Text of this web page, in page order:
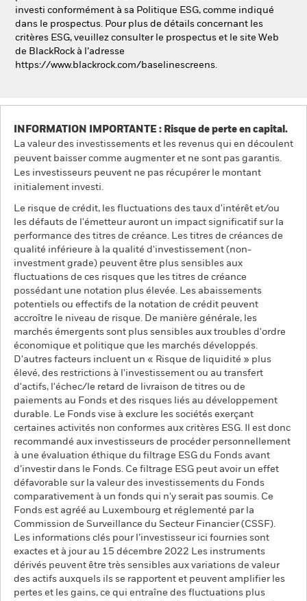
investi conformément à sa Politique ESG, comme indiqué
dans le prospectus. Pour plus de détails concernant les
critères ESG, veuillez consulter le prospectus et le site Web
de BlackRock à l’adresse
https://www.blackrock.com/baselinescreens.
INFORMATION IMPORTANTE : Risque de perte en capital.
La valeur des investissements et les revenus qui en découlent
peuvent baisser comme augmenter et ne sont pas garantis.
Les investisseurs peuvent ne pas récupérer le montant
initialement investi.
Le risque de crédit, les fluctuations des taux d'intérêt et/ou
les défauts de l'émetteur auront un impact significatif sur la
performance des titres de créance. Les titres de créances de
qualité inférieure à la qualité d'investissement (non-
investment grade) peuvent être plus sensibles aux
fluctuations de ces risques que les titres de créance
possédant une notation plus élevée. Les abaissements
potentiels ou effectifs de la notation de crédit peuvent
accroître le niveau de risque. De manière générale, les
marchés émergents sont plus sensibles aux troubles d'ordre
économique et politique que les marchés développés.
D'autres facteurs incluent un « Risque de liquidité » plus
élevé, des restrictions à l'investissement ou au transfert
d'actifs, l'échec/le retard de livraison de titres ou de
paiements au Fonds et des risques liés au développement
durable. Le Fonds vise à exclure les sociétés exerçant
certaines activités non conformes aux critères ESG. Il est donc
recommandé aux investisseurs de procéder personnellement
à une évaluation éthique du filtrage ESG du Fonds avant
d’investir dans le Fonds. Ce filtrage ESG peut avoir un effet
défavorable sur la valeur des investissements du Fonds
comparativement à un fonds qui n'y serait pas soumis. Ce
Fonds est agréé au Luxembourg et réglementé par la
Commission de Surveillance du Secteur Financier (CSSF).
Les informations clés pour l’investisseur ici fournies sont
exactes et à jour au 15 décembre 2022 Les instruments
dérivés peuvent être très sensibles aux variations de valeur
des actifs auxquels ils se rapportent et peuvent amplifier les
pertes et les gains, ce qui entraîne des fluctuations plus